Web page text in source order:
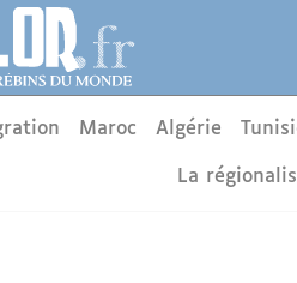
Maroc Algérie
La